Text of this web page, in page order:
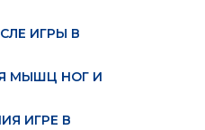
ИГРЫ В
МЫШЦ НОГ И
ИГРЕ В